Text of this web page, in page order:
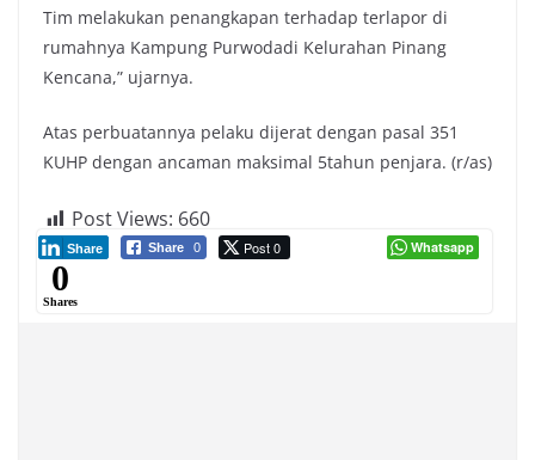
Tim melakukan penangkapan terhadap terlapor di
rumahnya Kampung Purwodadi Kelurahan Pinang
Kencana,” ujarnya.
Atas perbuatannya pelaku dijerat dengan pasal 351
KUHP dengan ancaman maksimal 5tahun penjara. (r/as)
Post Views: 660
Share 0 Post 0
Share Whatsapp
0
Shares